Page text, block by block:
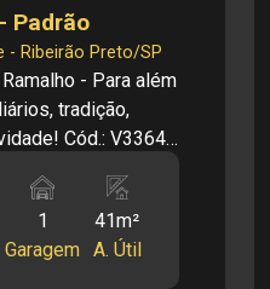
Padrão
- Ribeirão Preto/SP
- Para além
tradição,
V33640
- Sacada -
- Cozinha
de garagem
1
Garagem
41m²
A. Útil